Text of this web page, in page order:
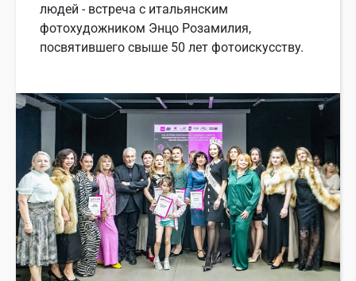
людей - встреча с итальянским
фотохудожником Энцо Розамилия,
посвятившего свыше 50 лет фотоискусству.